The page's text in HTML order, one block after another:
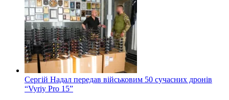
Сергій Надал передав військовим 50 сучасних дронів
“Vyriy Pro 15”